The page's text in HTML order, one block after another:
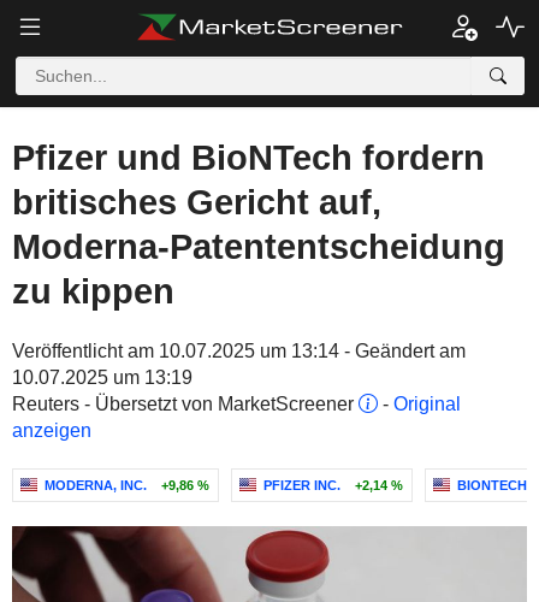
Pfizer und BioNTech fordern
britisches Gericht auf,
Moderna-Patententscheidung
zu kippen
Veröffentlicht am 10.07.2025 um 13:14 - Geändert am
10.07.2025 um 13:19
Reuters - Übersetzt von MarketScreener
- Original
anzeigen
MODERNA, INC. +9,86 % PFIZER INC. +2,14 % BIONTECH